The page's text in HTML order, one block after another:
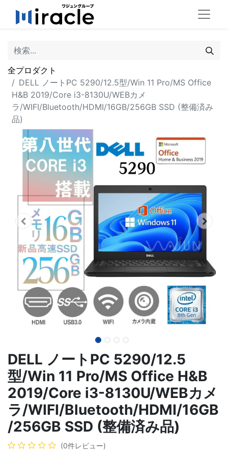
全プロダクト
DELL ノートPC 5290/12.5型/Win 11 Pro/MS Office
H&B 2019/Core i3-8130U/WEBカメ
ラ/WIFI/Bluetooth/HDMI/16GB/256GB SSD (整備済み
品)
DELL ノートPC 5290/12.5
型/Win 11 Pro/MS Office H&B
2019/Core i3-8130U/WEBカメ
ラ/WIFI/Bluetooth/HDMI/16GB
/256GB SSD (整備済み品)
(0件レビュー)